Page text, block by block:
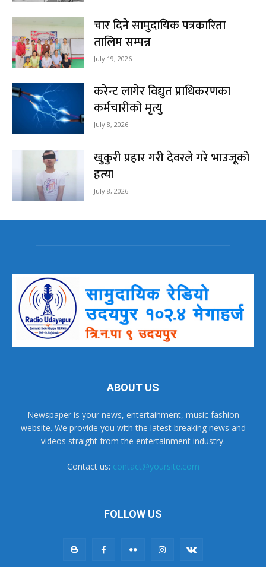
चार दिने सामुदायिक पत्रकारिता
तालिम सम्पन्न
July 19, 2026
करेन्ट लागेर विद्युत प्राधिकरणका
कर्मचारीको मृत्यु
July 8, 2026
खुकुरी प्रहार गरी देवरले गरे भाउजूको
हत्या
July 8, 2026
ABOUT US
Newspaper is your news, entertainment, music fashion
website. We provide you with the latest breaking news and
videos straight from the entertainment industry.
Contact us: contact@yoursite.com
FOLLOW US